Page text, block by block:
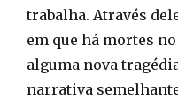
trabalha. Através
em que há mortes
alguma nova
narrativa